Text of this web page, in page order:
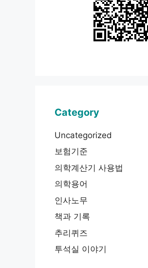
Category
Uncategorized
보험기준
의학계산기 사용법
의학용어
인사노무
책과 기록
추리퀴즈
투석실 이야기